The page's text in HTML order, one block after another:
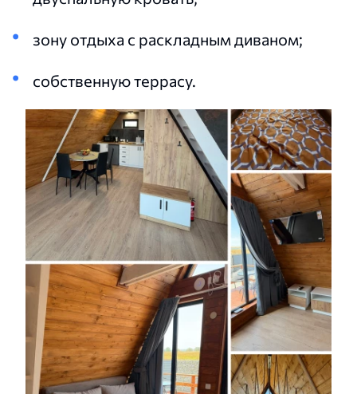
зону отдыха с раскладным диваном;
собственную террасу.